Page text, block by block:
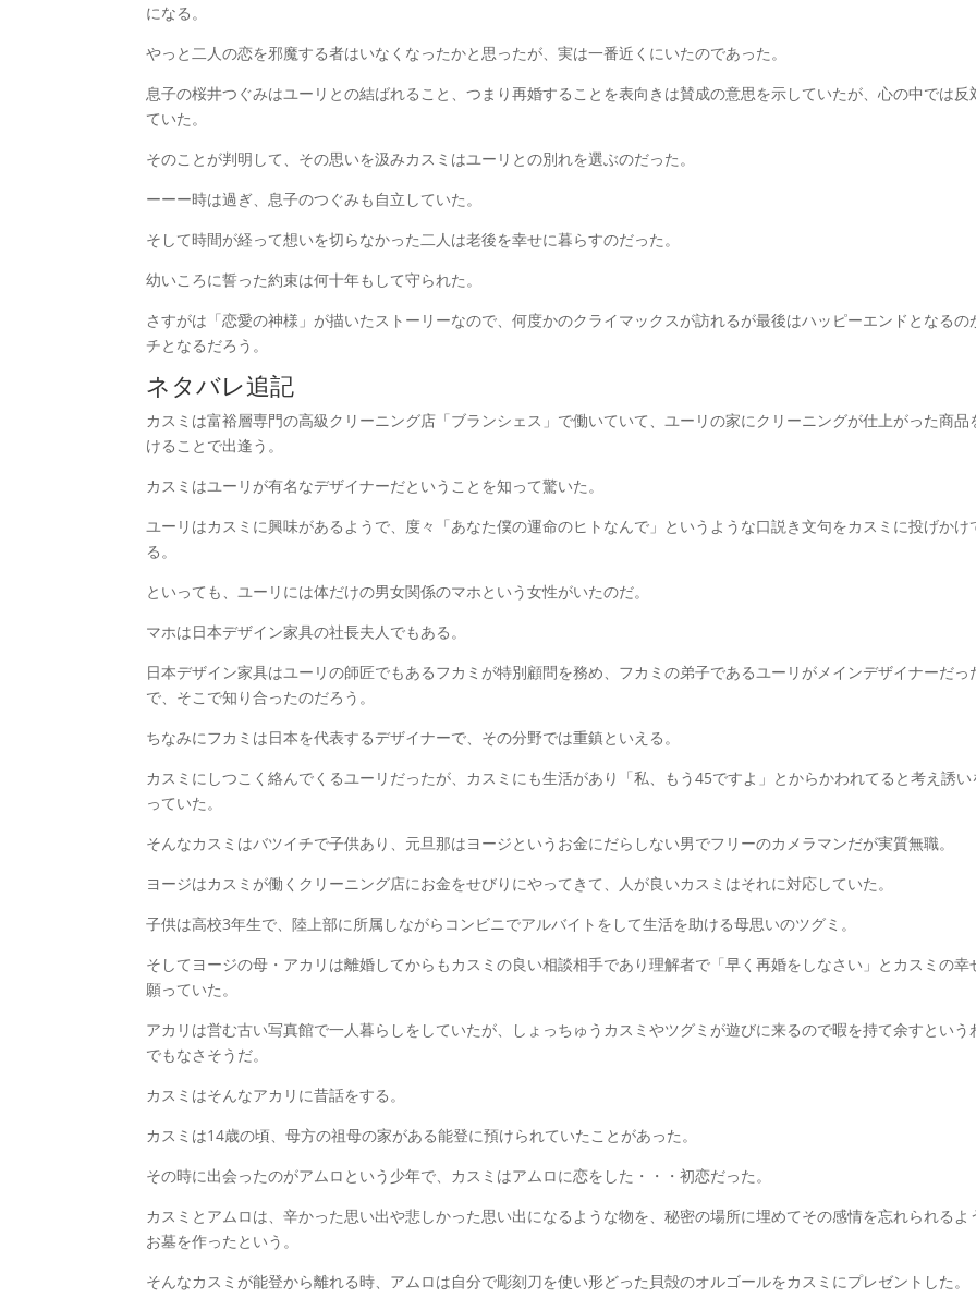
になる。
やっと二人の恋を邪魔する者はいなくなったかと思ったが、実は一番近くにいたのであった。
息子の桜井つぐみはユーリとの結ばれること、つまり再婚することを表向きは賛成の意思を示していたが、心の中では反
ていた。
そのことが判明して、その思いを汲みカスミはユーリとの別れを選ぶのだった。
ーーー時は過ぎ、息子のつぐみも自立していた。
そして時間が経って想いを切らなかった二人は老後を幸せに暮らすのだった。
幼いころに誓った約束は何十年もして守られた。
さすがは「恋愛の神様」が描いたストーリーなので、何度かのクライマックスが訪れるが最後はハッピーエンドとなるの
チとなるだろう。
ネタバレ追記
カスミは富裕層専門の高級クリーニング店「ブランシェス」で働いていて、ユーリの家にクリーニングが仕上がった商品
けることで出逢う。
カスミはユーリが有名なデザイナーだということを知って驚いた。
ユーリはカスミに興味があるようで、度々「あなた僕の運命のヒトなんで」というような口説き文句をカスミに投げかけ
る。
といっても、ユーリには体だけの男女関係のマホという女性がいたのだ。
マホは日本デザイン家具の社長夫人でもある。
日本デザイン家具はユーリの師匠でもあるフカミが特別顧問を務め、フカミの弟子であるユーリがメインデザイナーだっ
で、そこで知り合ったのだろう。
ちなみにフカミは日本を代表するデザイナーで、その分野では重鎮といえる。
カスミにしつこく絡んでくるユーリだったが、カスミにも生活があり「私、もう45ですよ」とからかわれてると考え誘い
っていた。
そんなカスミはバツイチで子供あり、元旦那はヨージというお金にだらしない男でフリーのカメラマンだが実質無職。
ヨージはカスミが働くクリーニング店にお金をせびりにやってきて、人が良いカスミはそれに対応していた。
子供は高校3年生で、陸上部に所属しながらコンビニでアルバイトをして生活を助ける母思いのツグミ。
そしてヨージの母・アカリは離婚してからもカスミの良い相談相手であり理解者で「早く再婚をしなさい」とカスミの幸
願っていた。
アカリは営む古い写真館で一人暮らしをしていたが、しょっちゅうカスミやツグミが遊びに来るので暇を持て余すという
でもなさそうだ。
カスミはそんなアカリに昔話をする。
カスミは14歳の頃、母方の祖母の家がある能登に預けられていたことがあった。
その時に出会ったのがアムロという少年で、カスミはアムロに恋をした・・・初恋だった。
カスミとアムロは、辛かった思い出や悲しかった思い出になるような物を、秘密の場所に埋めてその感情を忘れられるよ
お墓を作ったという。
そんなカスミが能登から離れる時、アムロは自分で彫刻刀を使い形どった貝殻のオルゴールをカスミにプレゼントした。